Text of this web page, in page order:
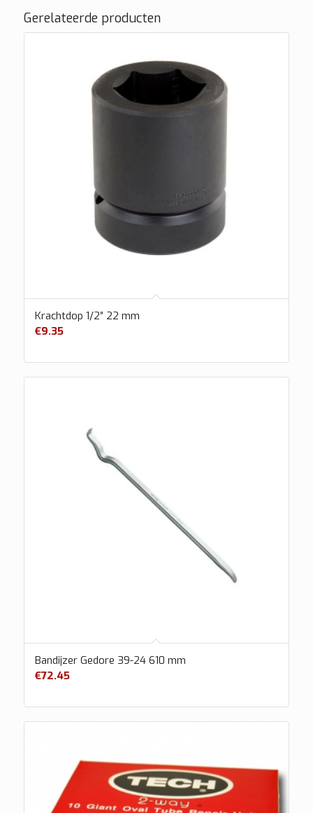
Gerelateerde producten
Krachtdop 1/2″ 22 mm
€9.35
Bandijzer Gedore 39-24 610 mm
€72.45